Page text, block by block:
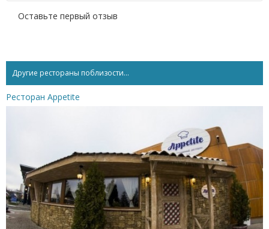
Оставьте первый отзыв
Другие рестораны поблизости...
Ресторан Appetite